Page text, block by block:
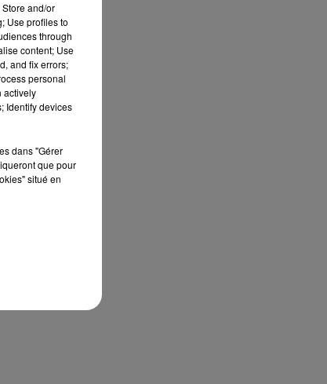
and/or
Use profiles to
through
content; Use
and fix errors;
personal
actively
Identify devices
dans "Gérer
que pour
situé en